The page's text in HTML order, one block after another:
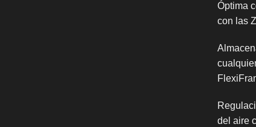
Óptima
con las
del aire